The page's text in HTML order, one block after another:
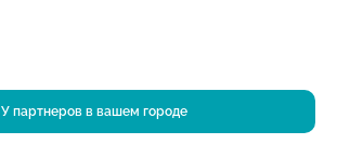
У партнеров в вашем городе